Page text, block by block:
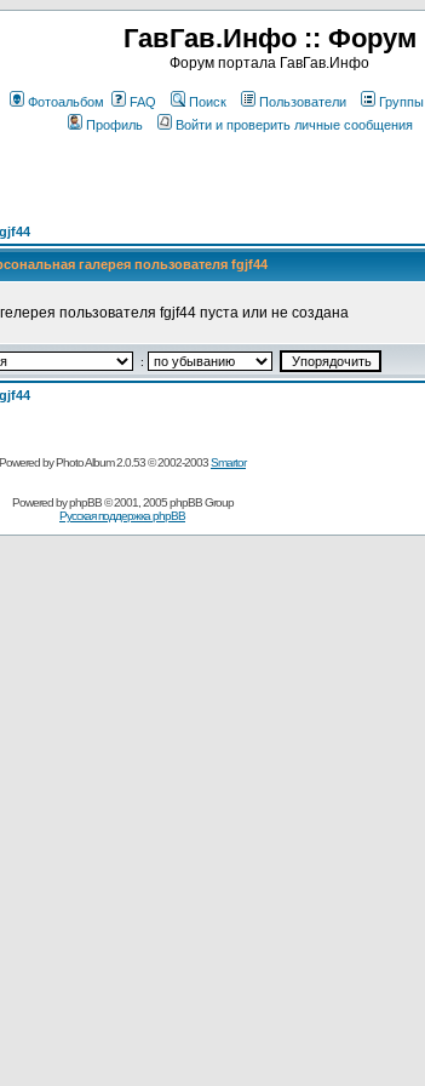
ГавГав.Инфо :: Форум
Форум портала ГавГав.Инфо
Фотоальбом FAQ Поиск Пользователи Группы
Профиль
Войти и проверить личные сообщения
галерея пользователя fgjf44
пользователя fgjf44 пуста или не создана
:
Powered by Photo Album 2.0.53 © 2002-2003Smartor
Powered byphpBB© 2001, 2005 phpBB Group
Русская поддержка phpBB